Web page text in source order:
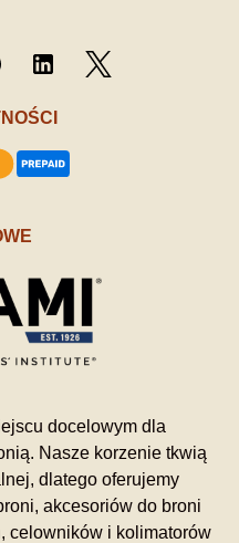
Facebook LinkedIn
docelowym dla
Nasze korzenie tkwią
dlatego oferujemy
akcesoriów do broni
celowników i kolimatorów